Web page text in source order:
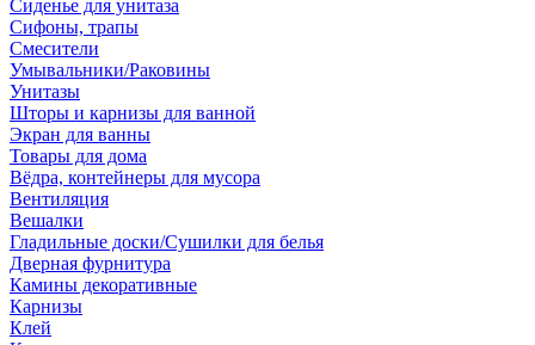
Сиденье для унитаза
Сифоны, трапы
Смесители
Умывальники/Раковины
Унитазы
Шторы и карнизы для ванной
Экран для ванны
Товары для дома
Вёдра, контейнеры для мусора
Вентиляция
Вешалки
Гладильные доски/Сушилки для белья
Дверная фурнитура
Камины декоративные
Карнизы
Клей